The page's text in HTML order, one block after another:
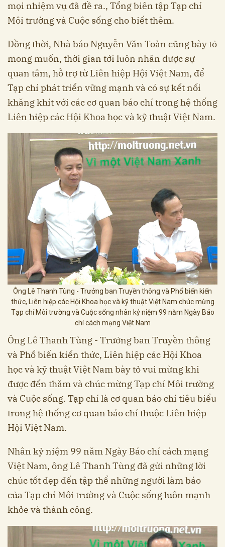
mọi nhiệm vụ đã đề ra., Tổng biên tập Tạp chí
Môi trường và Cuộc sống cho biết thêm.
Đồng thời, Nhà báo Nguyễn Văn Toàn cũng bày tỏ
mong muốn, thời gian tới luôn nhân được sự
quan tâm, hỗ trợ từ Liên hiệp Hội Việt Nam, để
Tạp chí phát triển vững mạnh và có sự kết nối
khăng khít với các cơ quan báo chí trong hệ thống
Liên hiệp các Hội Khoa học và kỹ thuật Việt Nam.
Ông Lê Thanh Tùng - Trưởng ban Truyền thông và Phổ biến kiến
thức, Liên hiệp các Hội Khoa học và kỹ thuật Việt Nam chúc mừng
Tạp chí Môi trường và Cuộc sống nhân kỷ niệm 99 năm Ngày Báo
chí cách mạng Việt Nam
Ông Lê Thanh Tùng - Trưởng ban Truyền thông
và Phổ biến kiến thức, Liên hiệp các Hội Khoa
học và kỹ thuật Việt Nam bày tỏ vui mừng khi
được đến thăm và chúc mừng Tạp chí Môi trường
và Cuộc sống. Tạp chí là cơ quan báo chí tiêu biểu
trong hệ thống cơ quan báo chí thuộc Liên hiệp
Hội Việt Nam.
Nhân kỷ niệm 99 năm Ngày Báo chí cách mạng
Việt Nam, ông Lê Thanh Tùng đã gửi những lời
chúc tốt đẹp đến tập thể những người làm báo
của Tạp chí Môi trường và Cuộc sống luôn mạnh
khỏe và thành công.